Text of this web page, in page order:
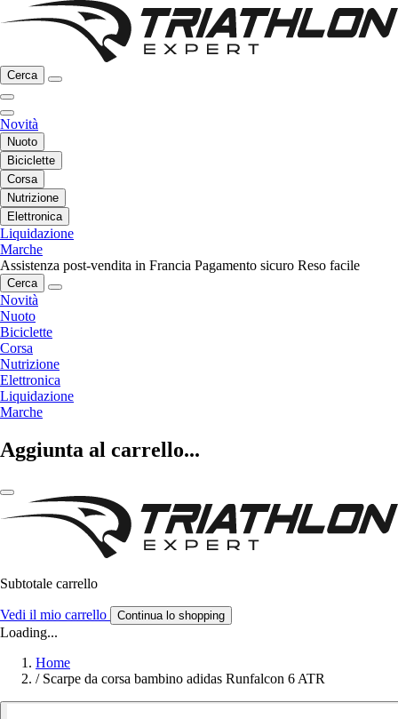
Cerca
Novità
Nuoto
Biciclette
Corsa
Nutrizione
Elettronica
Liquidazione
Marche
Assistenza post-vendita in Francia Pagamento sicuro Reso facile
Cerca
Novità
Nuoto
Biciclette
Corsa
Nutrizione
Elettronica
Liquidazione
Marche
Aggiunta al carrello...
Subtotale carrello
Vedi il mio carrello Continua lo shopping
Loading...
Home
/ Scarpe da corsa bambino adidas Runfalcon 6 ATR